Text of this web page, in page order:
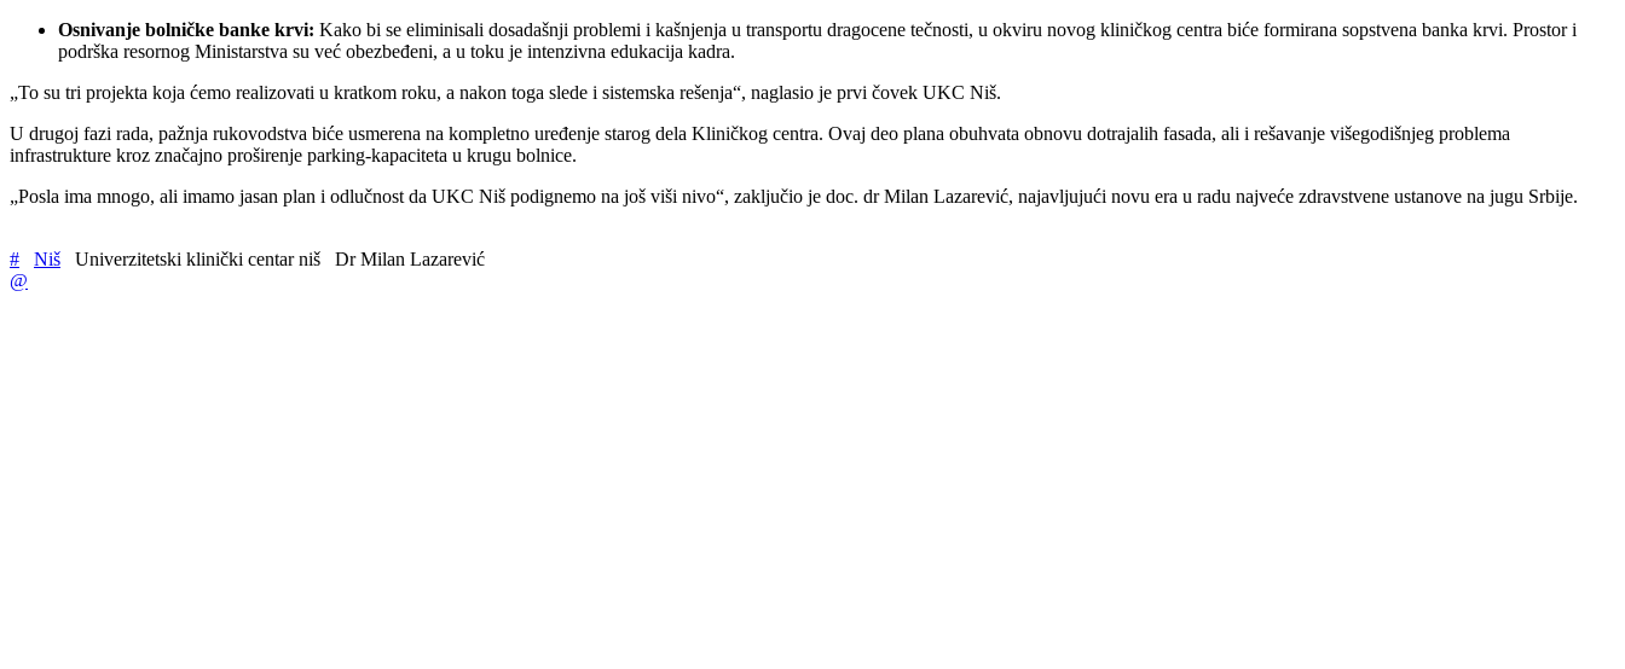
Osnivanje bolničke banke krvi: Kako bi se eliminisali dosadašnji problemi i kašnjenja u transportu dragocene tečnosti, u okviru novog kliničkog centra biće formirana sopstvena banka krvi. Prostor i
podrška resornog Ministarstva su već obezbeđeni, a u toku je intenzivna edukacija kadra.
„To su tri projekta koja ćemo realizovati u kratkom roku, a nakon toga slede i sistemska rešenja“, naglasio je prvi čovek UKC Niš.
U drugoj fazi rada, pažnja rukovodstva biće usmerena na kompletno uređenje starog dela Kliničkog centra. Ovaj deo plana obuhvata obnovu dotrajalih fasada, ali i rešavanje višegodišnjeg problema
infrastrukture kroz značajno proširenje parking-kapaciteta u krugu bolnice.
„Posla ima mnogo, ali imamo jasan plan i odlučnost da UKC Niš podignemo na još viši nivo“, zaključio je doc. dr Milan Lazarević, najavljujući novu era u radu najveće zdravstvene ustanove na jugu Srbije.
# Niš Univerzitetski klinički centar niš
Dr Milan Lazarević
@